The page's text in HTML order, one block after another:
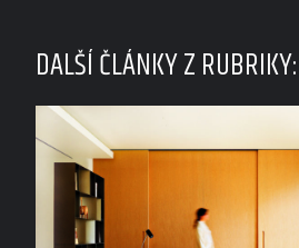
DALŠÍ ČLÁNKY Z RUBRIKY: